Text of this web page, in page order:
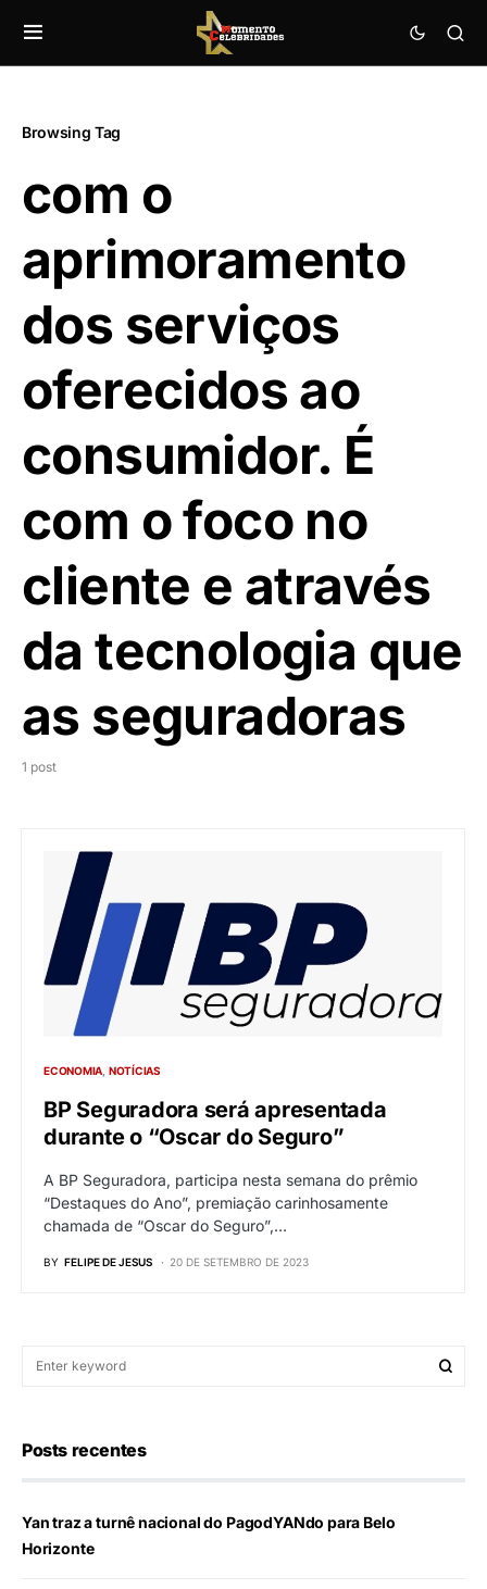
Browsing Tag
com o
aprimoramento
dos serviços
oferecidos ao
consumidor. É
com o foco no
cliente e através
da tecnologia que
as seguradoras
1 post
ECONOMIA NOTÍCIAS
BP Seguradora será apresentada
durante o “Oscar do Seguro”
A BP Seguradora, participa nesta semana do prêmio
“Destaques do Ano”, premiação carinhosamente
chamada de “Oscar do Seguro”,…
BY FELIPE DE JESUS 20 DE SETEMBRO DE 2023
Posts recentes
Yan traz a turnê nacional do PagodYANdo para Belo
Horizonte